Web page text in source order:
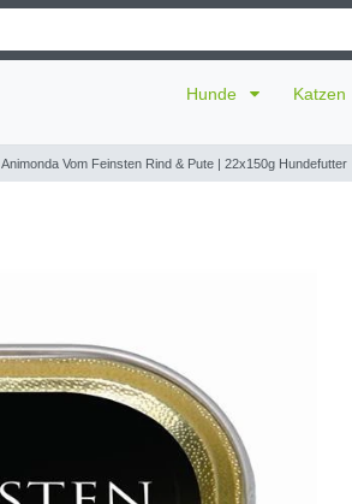
Hunde Katzen
Animonda Vom Feinsten Rind & Pute | 22x150g Hundefutter